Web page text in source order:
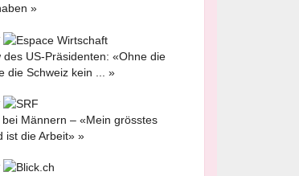
»
des US-Präsidenten: «Ohne die
die Schweiz kein ... »
bei Männern – «Mein grösstes
ist die Arbeit» »